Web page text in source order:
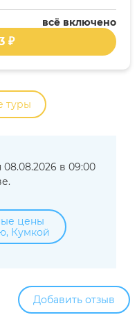
всё включено
₽
туры
в 09:00
цены
Кумкой
Добавить отзыв